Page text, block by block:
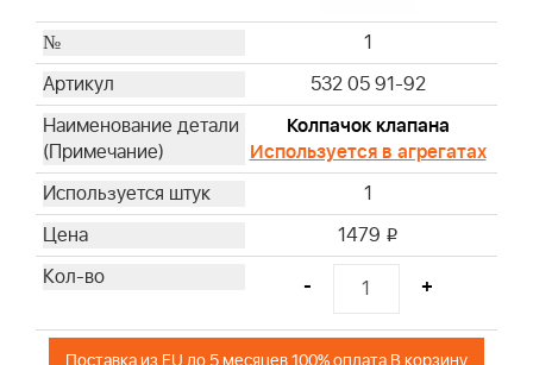
1
532 05 91-92
Колпачок клапана
Используется в агрегатах
1
1479 i
- +